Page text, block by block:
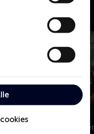
Den gode